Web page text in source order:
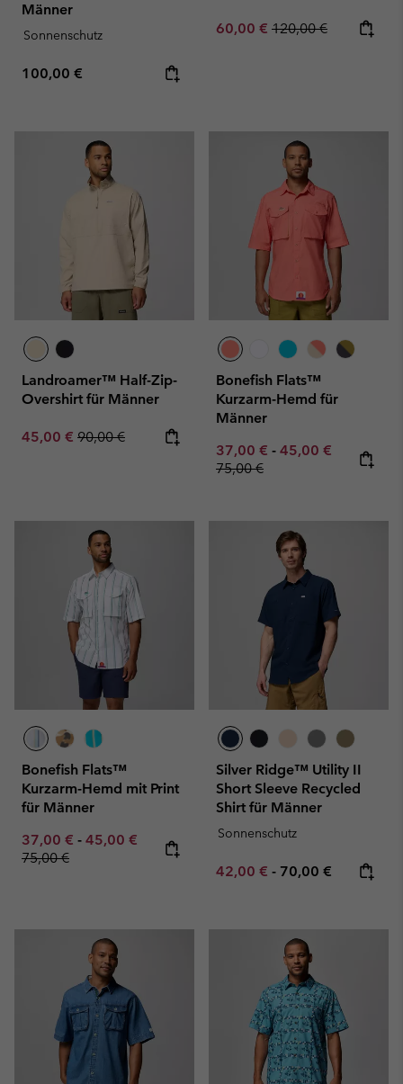
Männer
Sonnenschutz
Regular price:
100,00 €
Sale price:
60,00 € Regular price:
120,00 €
Landroamer™ Half-Zip-
Overshirt für Männer
Sale price:
45,00 € Regular price:
90,00 €
Bonefish Flats™
Kurzarm-Hemd für
Männer
Minimum sale price:
37,00 € - Maximum sale
45,00 € Regular
75,00 €
Bonefish Flats™
Kurzarm-Hemd mit Print
für Männer
Minimum sale price:
37,00 € - Maximum sale price:
45,00 € Regular price:
75,00 €
Silver Ridge™ Utility II
Short Sleeve Recycled
Shirt für Männer
Sonnenschutz
Minimum sale price:
42,00 € - Maximum price:
70,00 €